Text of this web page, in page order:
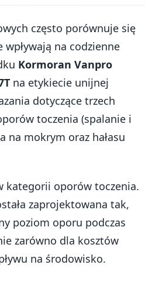
często porównuje się
na codzienne
Kormoran Vanpro
na etykiecie unijnej
dotyczące trzech
toczenia (spalanie i
na mokrym oraz hałasu
kategorii oporów toczenia.
zaprojektowana tak,
poziom oporu podczas
zarówno dla kosztów
na środowisko.